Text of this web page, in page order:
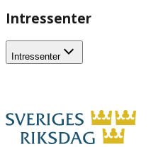
Intressenter
Intressenter